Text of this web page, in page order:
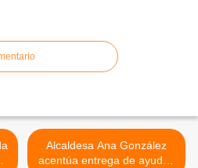
Alcaldesa Ana González
acentúa entrega de ayudas